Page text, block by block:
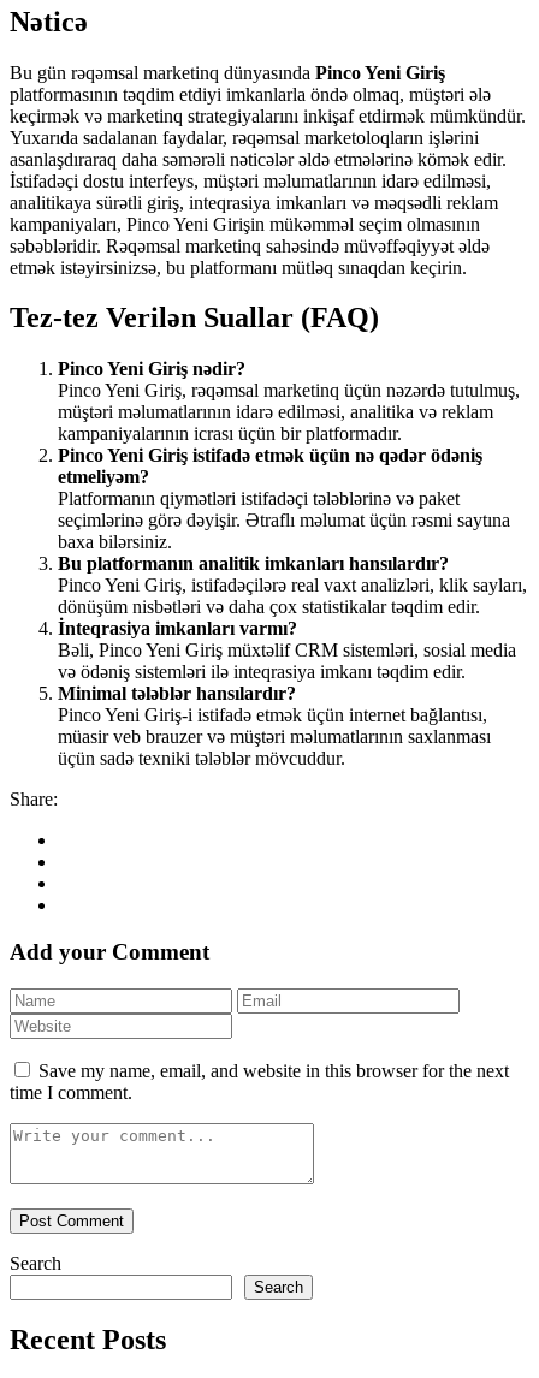
Nəticə
Bu gün rəqəmsal marketinq dünyasında Pinco Yeni Giriş
platformasının təqdim etdiyi imkanlarla öndə olmaq, müştəri ələ
keçirmək və marketinq strategiyalarını inkişaf etdirmək mümkündür.
Yuxarıda sadalanan faydalar, rəqəmsal marketoloqların işlərini
asanlaşdıraraq daha səmərəli nəticələr əldə etmələrinə kömək edir.
İstifadəçi dostu interfeys, müştəri məlumatlarının idarə edilməsi,
analitikaya sürətli giriş, inteqrasiya imkanları və məqsədli reklam
kampaniyaları, Pinco Yeni Girişin mükəmməl seçim olmasının
səbəbləridir. Rəqəmsal marketinq sahəsində müvəffəqiyyət əldə
etmək istəyirsinizsə, bu platformanı mütləq sınaqdan keçirin.
Tez-tez Verilən Suallar (FAQ)
Pinco Yeni Giriş nədir?
Pinco Yeni Giriş, rəqəmsal marketinq üçün nəzərdə tutulmuş,
müştəri məlumatlarının idarə edilməsi, analitika və reklam
kampaniyalarının icrası üçün bir platformadır.
Pinco Yeni Giriş istifadə etmək üçün nə qədər ödəniş
etmeliyəm?
Platformanın qiymətləri istifadəçi tələblərinə və paket
seçimlərinə görə dəyişir. Ətraflı məlumat üçün rəsmi saytına
baxa bilərsiniz.
Bu platformanın analitik imkanları hansılardır?
Pinco Yeni Giriş, istifadəçilərə real vaxt analizləri, klik sayları,
dönüşüm nisbətləri və daha çox statistikalar təqdim edir.
İnteqrasiya imkanları varmı?
Bəli, Pinco Yeni Giriş müxtəlif CRM sistemləri, sosial media
və ödəniş sistemləri ilə inteqrasiya imkanı təqdim edir.
Minimal tələblər hansılardır?
Pinco Yeni Giriş-i istifadə etmək üçün internet bağlantısı,
müasir veb brauzer və müştəri məlumatlarının saxlanması
üçün sadə texniki tələblər mövcuddur.
Share:
Add your Comment
Save my name, email, and website in this browser for the next
time I comment.
Search
Search
Recent Posts